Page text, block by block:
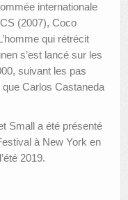
internationale
(2007), Coco
qui rétrécit
s’est lancé sur les
suivant les pas
Carlos Castaneda
Small a été présenté
à New York en
2019.